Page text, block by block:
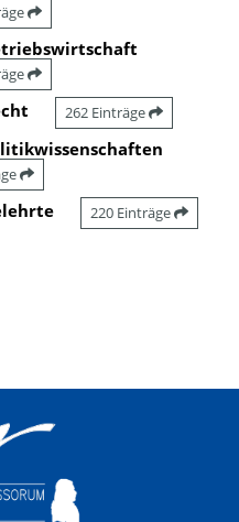
262 Einträge
220 Einträge